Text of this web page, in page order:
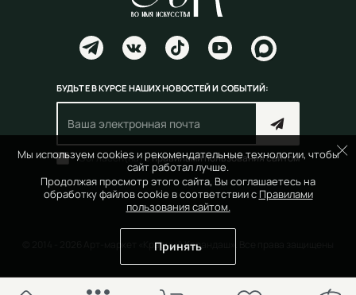
Мы используем cookies и рекомендательные технологии, чтобы
сайт работал лучше.
Продолжая просмотр этого сайта, Вы соглашаетесь на
обработку файлов cookie в соответствии с Правилами
пользования сайтом.
Принять
БУДЬТЕ В КУРСЕ НАШИХ НОВОСТЕЙ И СОБЫТИЙ:
Согласен(на) справилами пользования сайтом
© 2014 - 2026 Арт-маркет «Красный Карандаш». Все права защищены